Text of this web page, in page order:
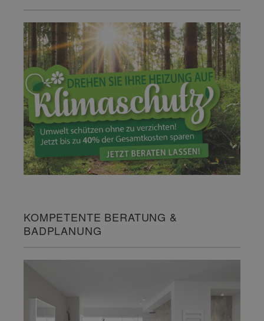
KOMPETENTE BERATUNG &
BADPLANUNG